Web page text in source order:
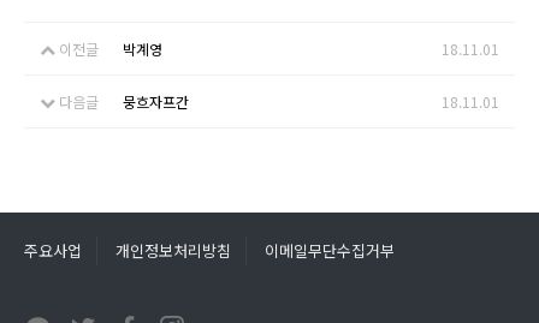
이전글 박계영 18.11.01
다음글 뭉흐자프간 18.11.01
주요사업 개인정보처리방침 이메일무단수집거부